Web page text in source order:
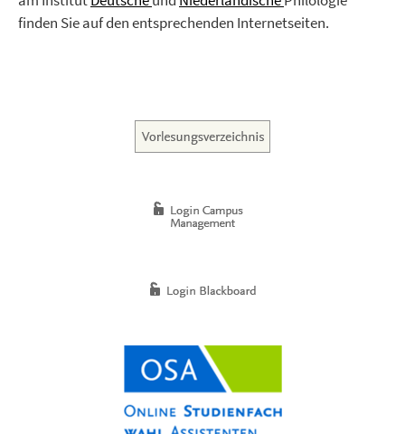
finden Sie auf den entsprechenden Internetseiten.